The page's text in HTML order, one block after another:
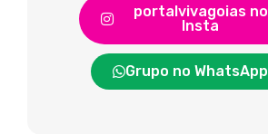
portalvivagoias no
Insta
Grupo no WhatsApp